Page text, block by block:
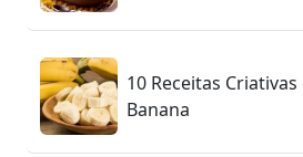
10 Receitas
Banana